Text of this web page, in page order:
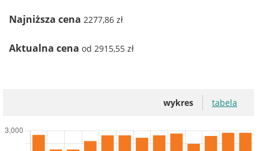
Najniższa cena 2277,86 zł
Aktualna cena od 2915,55 zł
wykres tabela